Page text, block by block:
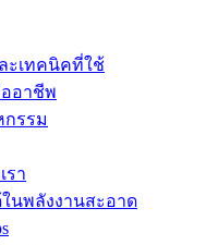
ะเทคนิคที่ใช้
ออาชีพ
กรรม
รา
นพลังงานสะอาด